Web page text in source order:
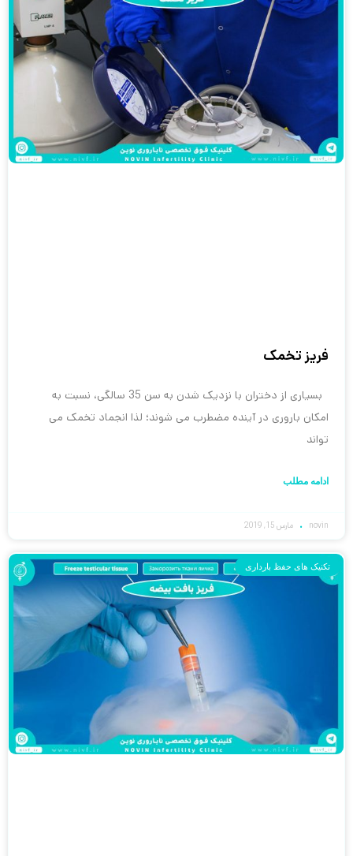
فریز تخمک
بسیاری از دختران با نزدیک شدن به سن 35 سالگی، نسبت به
امکان باروری در آینده مضطرب می شوند؛ لذا انجماد تخمک می
تواند
ادامه مطلب
novin مارس 15, 2019
تکنیک های حفظ بارداری